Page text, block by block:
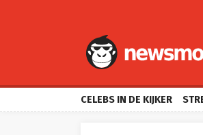
CELEBS IN DE KIJKER